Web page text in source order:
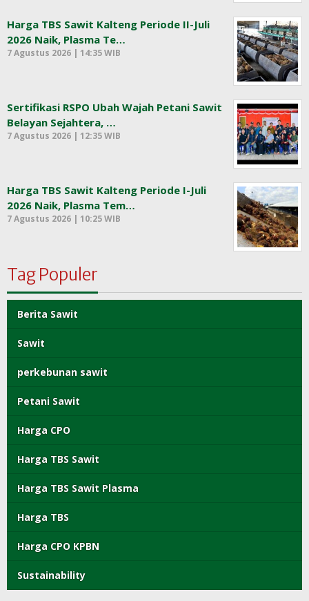
Harga TBS Sawit Kalteng Periode II-Juli
2026 Naik, Plasma Te…
7 Agustus 2026 | 14:35 WIB
Sertifikasi RSPO Ubah Wajah Petani Sawit
Belayan Sejahtera, …
7 Agustus 2026 | 12:35 WIB
Harga TBS Sawit Kalteng Periode I-Juli
2026 Naik, Plasma Tem…
7 Agustus 2026 | 10:25 WIB
Tag Populer
Berita Sawit
Sawit
perkebunan sawit
Petani Sawit
Harga CPO
Harga TBS Sawit
Harga TBS Sawit Plasma
Harga TBS
Harga CPO KPBN
Sustainability